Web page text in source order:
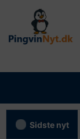
Sidste nyt